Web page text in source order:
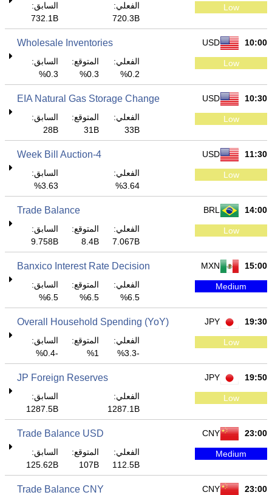
Low
الفعلي:
720.3B
السابق:
732.1B
10:00
USD
Wholesale Inventories
Low
الفعلي:
0.2%
المتوقع:
0.3%
السابق:
0.3%
10:30
USD
EIA Natural Gas Storage Change
Low
الفعلي:
33B
المتوقع:
31B
السابق:
28B
11:30
USD
4-Week Bill Auction
Low
الفعلي:
3.64%
السابق:
3.63%
14:00
BRL
Trade Balance
Low
الفعلي:
7.067B
المتوقع:
8.4B
السابق:
9.758B
15:00
MXN
Banxico Interest Rate Decision
Medium
الفعلي:
6.5%
المتوقع:
6.5%
السابق:
6.5%
19:30
JPY
Overall Household Spending (YoY)
Low
الفعلي:
-3.3%
المتوقع:
1%
السابق:
-0.4%
19:50
JPY
JP Foreign Reserves
Low
الفعلي:
1287.1B
السابق:
1287.5B
23:00
CNY
Trade Balance USD
Medium
الفعلي:
112.5B
المتوقع:
107B
السابق:
125.62B
23:00
CNY
Trade Balance CNY